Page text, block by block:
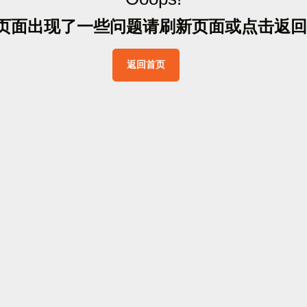
面出现了一些问题请刷新页面或点击返 回
返回首页